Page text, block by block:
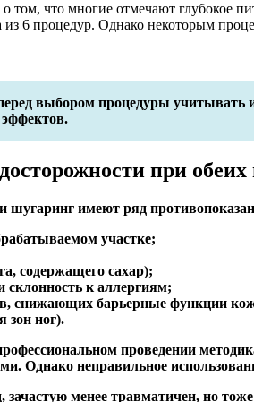
о том, что многие отмечают глубокое
6 процедур. Однако некоторым
выбором процедуры
при обеих
шугаринг имеют ряд
участке;
содержащего сахар);
к аллергиям;
снижающих барьерные функции
зон ног).
проведении
Однако неправильное
менее травматичен, но